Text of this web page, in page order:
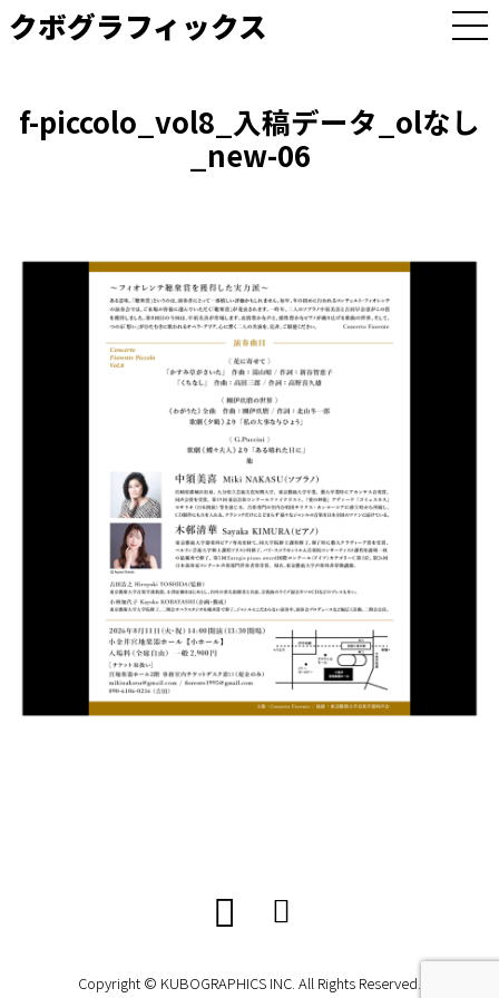
クボグラフィックス
M
E
f-piccolo_vol8_入稿データ_olなし
_new-06
Copyright © KUBOGRAPHICS INC. All Rights Reserved.